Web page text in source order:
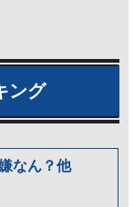
ング
なん？他